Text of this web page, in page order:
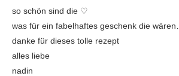
so schön sind die ♡
was für ein fabelhaftes geschenk die wären…
danke für dieses tolle rezept
alles liebe
nadin